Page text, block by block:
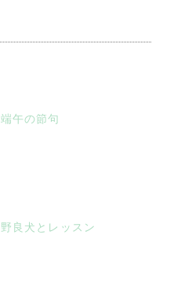
端午の節句
野良犬とレッスン